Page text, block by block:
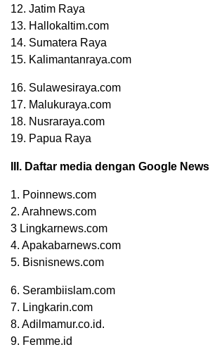
12. Jatim Raya
13. Hallokaltim.com
14. Sumatera Raya
15. Kalimantanraya.com
16. Sulawesiraya.com
17. Malukuraya.com
18. Nusraraya.com
19. Papua Raya
III. Daftar media dengan Google News
1. Poinnews.com
2. Arahnews.com
3 Lingkarnews.com
4. Apakabarnews.com
5. Bisnisnews.com
6. Serambiislam.com
7. Lingkarin.com
8. Adilmamur.co.id.
9. Femme.id